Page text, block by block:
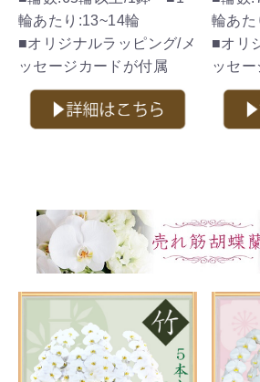
輪あたり:13~14輪
■オリジナルラッピング/メ
ッセージカードが付属
輪あた
■オリ
ッセ